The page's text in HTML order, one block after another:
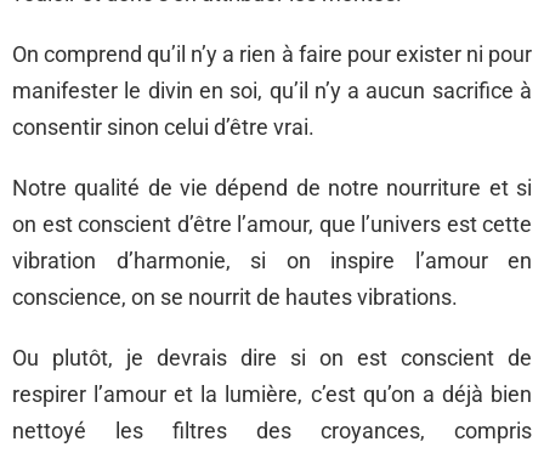
On comprend qu’il n’y a rien à faire pour exister ni pour
manifester le divin en soi, qu’il n’y a aucun sacrifice à
consentir sinon celui d’être vrai.
Notre qualité de vie dépend de notre nourriture et si
on est conscient d’être l’amour, que l’univers est cette
vibration d’harmonie, si on inspire l’amour en
conscience, on se nourrit de hautes vibrations.
Ou plutôt, je devrais dire si on est conscient de
respirer l’amour et la lumière, c’est qu’on a déjà bien
nettoyé les filtres des croyances, compris